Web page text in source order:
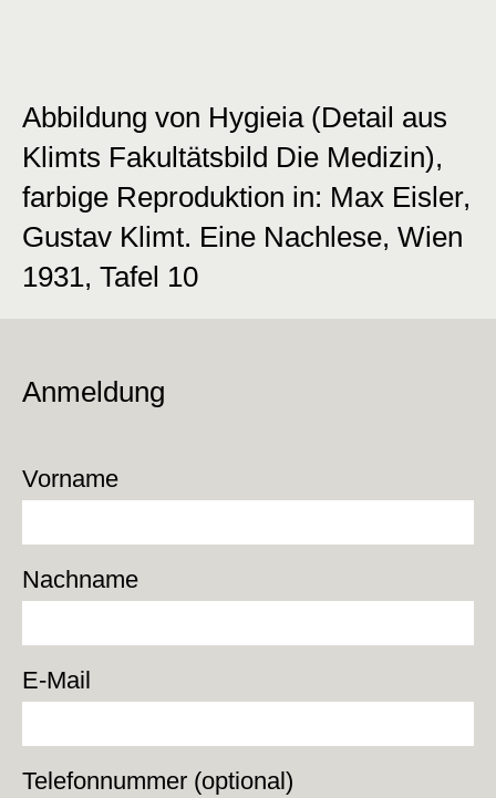
Abbildung von Hygieia (Detail aus
Klimts Fakultätsbild Die Medizin),
farbige Reproduktion in: Max Eisler,
Gustav Klimt. Eine Nachlese, Wien
1931, Tafel 10
Anmeldung
Vorname
Nachname
E-Mail
Telefonnummer (optional)